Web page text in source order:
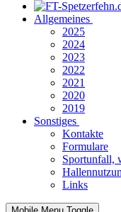
Allgemeines
2025
2024
2023
2022
2021
2020
2019
Sonstiges
Kontakte
Formulare
Sportunfall,
Links